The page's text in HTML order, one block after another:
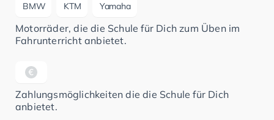
BMW KTM Yamaha
Motorräder, die die Schule für Dich zum Üben im
Fahrunterricht anbietet.
Zahlungsmöglichkeiten die die Schule für Dich
anbietet.